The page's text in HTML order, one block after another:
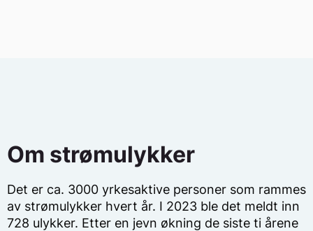
Om strømulykker
Det er ca. 3000 yrkesaktive personer som rammes
av strømulykker hvert år. I 2023 ble det meldt inn
728 ulykker. Etter en jevn økning de siste ti årene